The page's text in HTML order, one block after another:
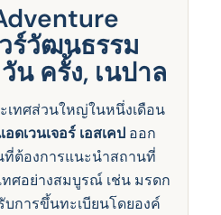
ร์วัฒนธรรม
น ครั้ง, เนปาล
เทศส่วนใหญ่ในหนึ่งเดือน
ดเวนเจอร์ เอสเคปออก
ที่ต้องการแนะนําสถานที่
ทศอย่างสมบูรณ์ เช่น มรดก
การขึ้นทะเบียนโดยองค์